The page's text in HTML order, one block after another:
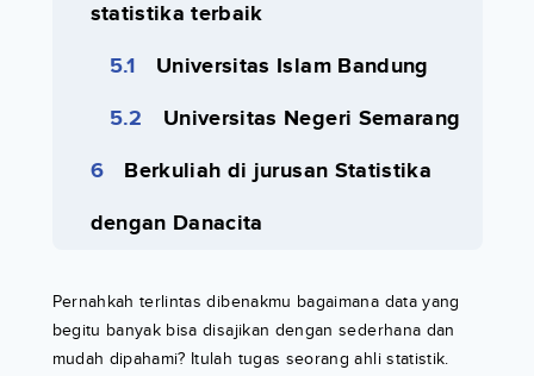
statistika terbaik
Universitas Islam Bandung
Universitas Negeri Semarang
Berkuliah di jurusan Statistika
dengan Danacita
Pernahkah terlintas dibenakmu bagaimana data yang
begitu banyak bisa disajikan dengan sederhana dan
mudah dipahami? Itulah tugas seorang ahli statistik.